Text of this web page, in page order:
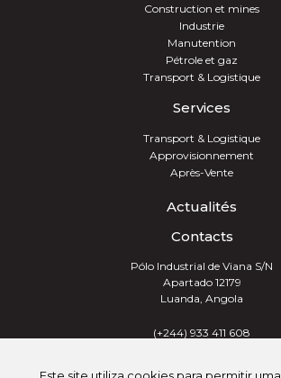
Construction et mines
Industrie
Manutention
Pétrole et gaz
Transport & Logistique
Services
Transport & Logistique
Approvisionnement
Après-Vente
Actualités
Contacts
Pólo Industrial de Viana S/N
Apartado 12179
Luanda, Angola
(+244) 933 411 608